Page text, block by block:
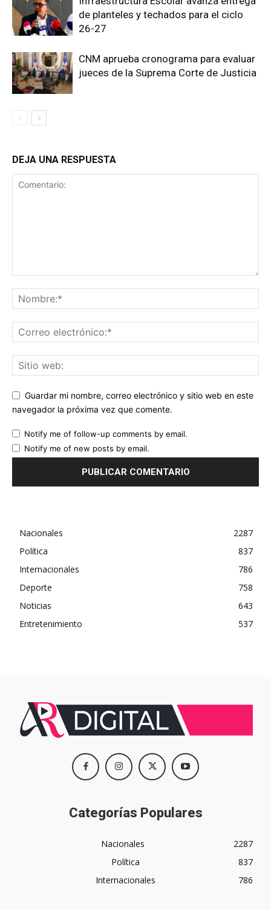
de planteles y techados para el ciclo
26-27
CNM aprueba cronograma para evaluar
jueces de la Suprema Corte de Justicia
DEJA UNA RESPUESTA
Guardar mi nombre, correo electrónico y sitio web en este
navegador la próxima vez que comente.
Notify me of follow-up comments by email.
Notify me of new posts by email.
Nacionales
2287
Política
837
Internacionales
786
Deporte
758
Noticias
643
Entretenimiento
537
Categorías Populares
Nacionales
2287
Política
837
Internacionales
786